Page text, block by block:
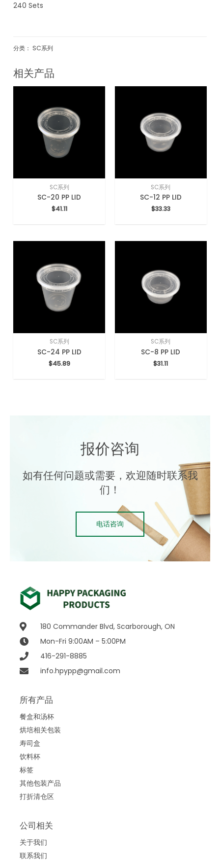
240 Sets
分类： SC系列
相关产品
SC系列
SC-20 PP LID
$41.11
SC系列
SC-12 PP LID
$33.33
SC系列
SC-24 PP LID
$45.89
SC系列
SC-8 PP LID
$31.11
报价咨询
如有任何问题或需要，欢迎随时联系我
们！
电话咨询
180 Commander Blvd, Scarborough, ON
Mon-Fri 9:00AM – 5:00PM
416-291-8885
info.hpypp@gmail.com
所有产品
餐盒和汤杯
烘培相关包装
寿司盒
饮料杯
标签
其他包装产品
打折清仓区
公司相关
关于我们
联系我们